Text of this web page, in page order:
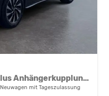
1,5 eTSI DSG LIFE LED Plus Anhängerkupplung Navigation Digital Pro Sitzheizung beheiztes Lenkrad 17 Zoll Alu 5J Garantie
Neuwagen mit Tageszulassung